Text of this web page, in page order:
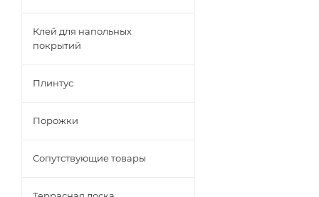
Клей для напольных
покрытий
Плинтус
Порожки
Сопутствующие товары